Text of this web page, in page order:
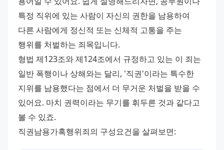
특정 직위에 있는 사람이 자신의 권한을 남용하여
다른 사람에게 정신적 또는 신체적 고통을 주는
행위를 처벌하는 죄목입니다.
형법 제123조와 제124조에서 규정하고 있는 이 죄는
일반 폭행이나 상해와는 달리, '직권'이라는 특수한
지위를 남용했다는 점에서 더 무거운 처벌을 받을 수
있어요. 마치 권력이라는 무기를 휘두른 것과 같다고
볼 수 있죠.
직권남용가혹행위죄의 구성요건을 살펴보면: